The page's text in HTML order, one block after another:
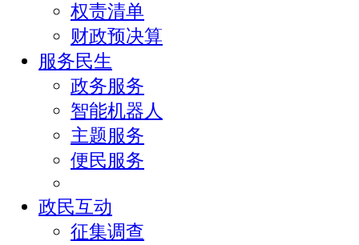
权责清单
财政预决算
服务民生
政务服务
智能机器人
主题服务
便民服务
政民互动
征集调查